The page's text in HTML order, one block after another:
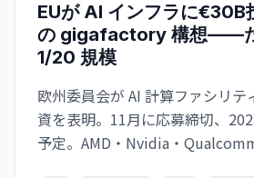
EUが AI インフラに€30B
の gigafactory 構想——
1/20 規模
欧州委員会が AI 計算ファシリ
資を表明。11月に応募締切、
予定。AMD・Nvidia・